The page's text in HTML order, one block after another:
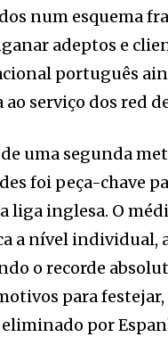
num esquema
adeptos e
português
ao serviço dos red
uma segunda
foi peça-chave
liga inglesa. O
a nível individual,
o recorde
para festejar,
eliminado por